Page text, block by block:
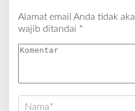
Alamat email Anda tidak
wajib ditandai *